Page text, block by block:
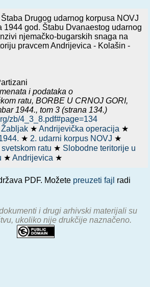
Drugog udarnog korpusa NOVJ
1944 god. Štabu Dvanaestog udarnog
njemačko-bugarskih snaga na
pravcem Andrijevica - Kolašin -
i podataka o
ratu,BORBE U CRNOJ GORI,
1944., tom 3 (strana 134.)
zb/4_3_8.pdf#page=134
Žabljak ★Andrijevička operacija ★
★ 2. udarni korpus NOVJ ★
ratu ★ Slobodne teritorije u
★Andrijevica ★
PDF. Možete preuzeti fajl radi
i drugi arhivski materijali su
ukoliko nije drukčije naznačeno.